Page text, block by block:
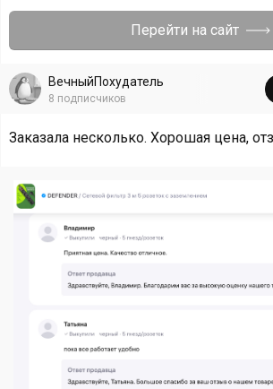
Перейти на сайт
ВечныйПохудатель
8 подписчиков
Заказала несколько. Хорошая цена,